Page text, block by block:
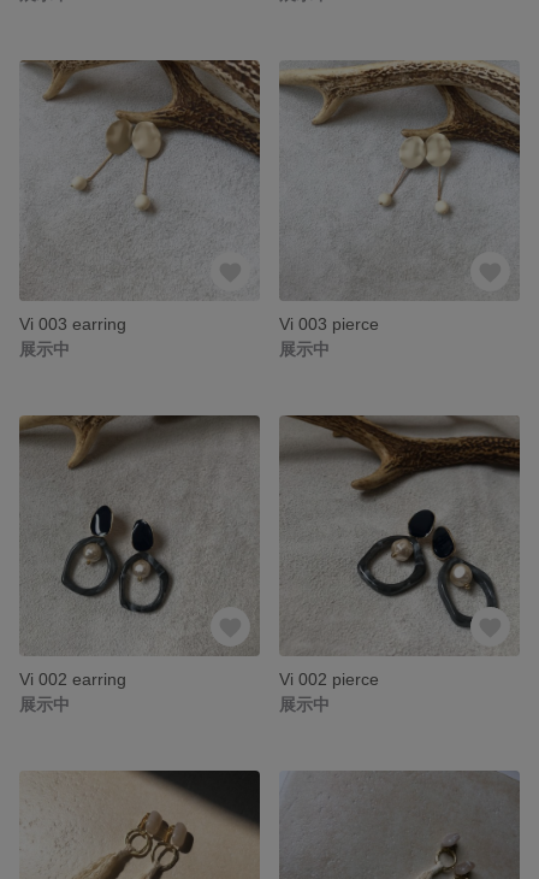
Vi 003 earring
展示中
Vi 003 pierce
展示中
Vi 002 earring
展示中
Vi 002 pierce
展示中